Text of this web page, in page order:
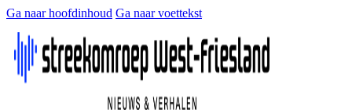
Ga naar hoofdinhoud Ga naar voettekst